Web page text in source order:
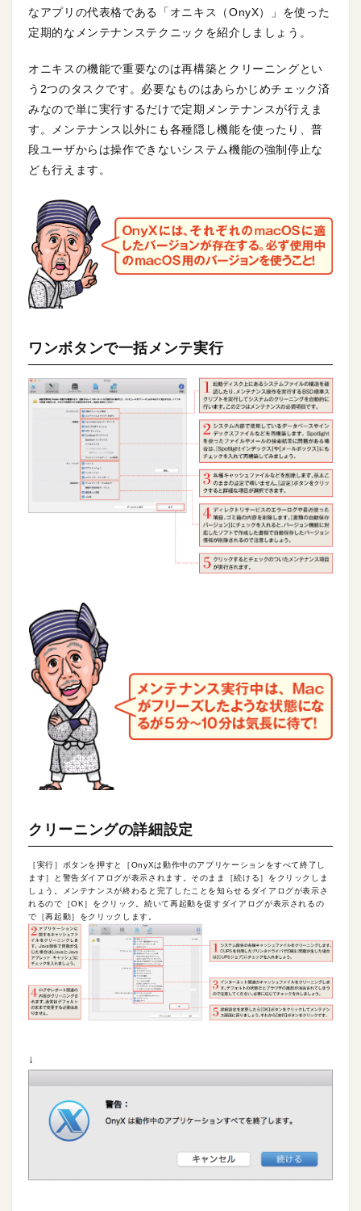
なアプリの代表格である「オニキス（OnyX）」を使った
定期的なメンテナンステクニックを紹介しましょう。
オニキスの機能で重要なのは再構築とクリーニングとい
う2つのタスクです。必要なものはあらかじめチェック済
みなので単に実行するだけで定期メンテナンスが行えま
す。メンテナンス以外にも各種隠し機能を使ったり、普
段ユーザからは操作できないシステム機能の強制停止な
ども行えます。
ワンボタンで一括メンテ実行
クリーニングの詳細設定
［実行］ボタンを押すと［OnyXは動作中のアプリケーションをすべて終了し
ます］と警告ダイアログが表示されます。そのまま［続ける］をクリックしま
しょう。メンテナンスが終わると完了したことを知らせるダイアログが表示さ
れるので［OK］をクリック。続いて再起動を促すダイアログが表示されるの
で［再起動］をクリックします。
↓